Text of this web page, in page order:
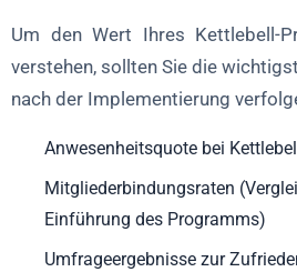
Um den Wert Ihres Kettlebell-
verstehen, sollten Sie die
nach der Implementierung
Anwesenheitsquote bei
Mitgliederbindungsraten
Einführung des Programms)
Umfrageergebnisse zur